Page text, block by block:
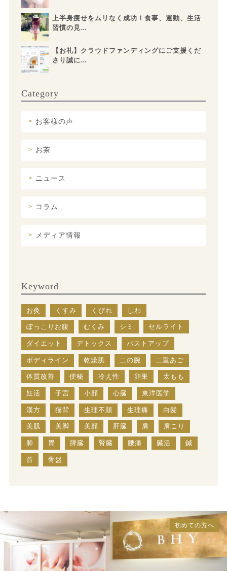
上半身痩せをムリなく成功！食事、運動、生活
習慣の見...
【お礼】クラウドファンディングにご支援くだ
さり誠に...
Category
お客様の声
お茶
ニュース
コラム
メディア情報
Keyword
お灸 くすみ くびれ しわ
ぽっこりお腹 むくみ シミ セルライト
ダイエット デトックス バストアップ
ボディライン 乾燥肌 二の腕 二重あご
体質改善 便秘 冷え性 卵巣 太もも
妊活 子宮 小顔 心臓 東洋医学
漢方 猫背 生理不順 生理痛 白髪
美肌 美脚 美顔 肝臓 肩 肩こり
肺 胃 脾臓 腎臓 腰痛 臓活 鍼
首 骨盤
初めての方へ